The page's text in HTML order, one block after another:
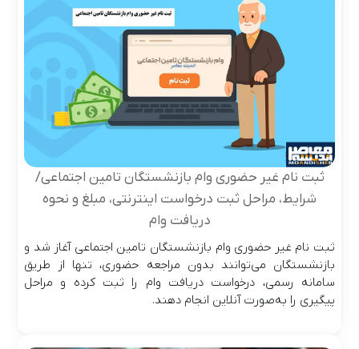
ثبت نام غیر حضوری وام بازنشستگان تامین اجتماعی/
شرایط، مراحل ثبت درخواست اینترنتی، مبلغ و نحوه
دریافت وام
ثبت نام غیر حضوری وام بازنشستگان تامین اجتماعی آغاز شد و
بازنشستگان می‌توانند بدون مراجعه حضوری، تنها از طریق
سامانه رسمی، درخواست دریافت وام را ثبت کرده و مراحل
پیگیری را به‌صورت آنلاین انجام دهند.